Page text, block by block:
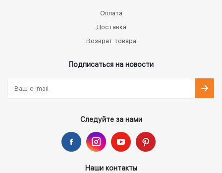
Оплата
Доставка
Возврат товара
Подписаться на новости
Следуйте за нами
Наши контакты